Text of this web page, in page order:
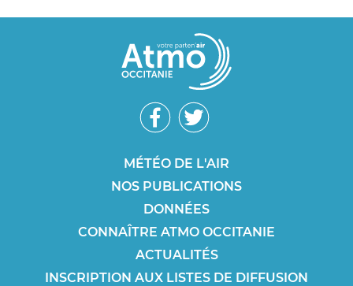
Réseaux
sociaux
MÉTÉO DE L'AIR
NOS PUBLICATIONS
DONNÉES
CONNAÎTRE ATMO OCCITANIE
ACTUALITÉS
INSCRIPTION AUX LISTES DE DIFFUSION